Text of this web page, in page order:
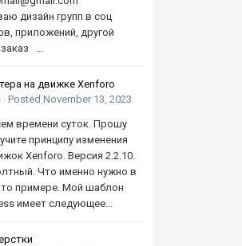
дизайн групп в соц
приложений, другой
...
на движке Xenforo
· Posted November 13, 2023
времени суток. Прошу
принципу изменения
Xenforo. Версия 2.2.10.
Что именно нужно в
примере. Мой шаблон
имеет следующее...